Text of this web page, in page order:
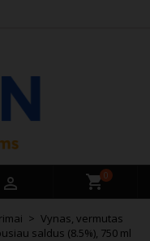
 0
Vynas, vermutas
saldus (8.5%), 750 ml